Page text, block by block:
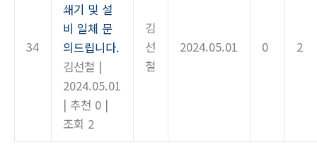
34
쇄기 및 설
비 일체 문
의드립니다.
김선철 |
2024.05.01
| 추천 0 |
조회 2
김
선
철
2024.05.01 0 2